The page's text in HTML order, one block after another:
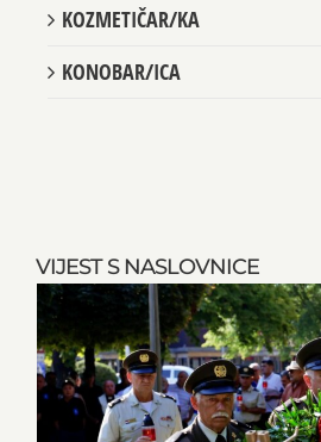
VIJEST S NASLOVNICE
KOZMETIČAR/KA
KONOBAR/ICA